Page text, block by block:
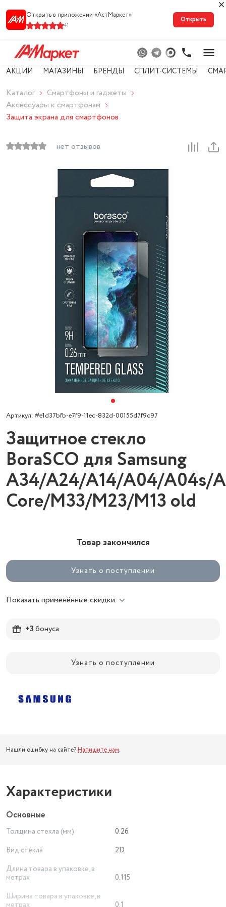
Открыть в приложении «АстМарке‪т‬»
41
Открыть
АКЦИИ МАГАЗИНЫ БРЕНДЫ СПЛИТ-СИСТЕМЫ
Каталог
Смартфоны и гаджеты
Аксессуары к смартфонам
Защита экрана для смартфонов
нет отзывов
Артикул: #e1d37bfb-e7f9-11ec-832d-00155d7f9c97
Защитное стекло
BoraSCO для Samsung
A34/A24/A14/A04/A04s/
Core/M33/M23/M13 old
Товар закончился
Узнать о поступлении
Показать применённые скидки
+3бонуса
Узнать о поступлении
Нашли ошибку на сайте? Напишите нам.
Характеристики
Основные
Толщина стекла (мм)
0.26
Вид стекла
2D
Длина товара в упаковке, в
метрах
0.115
Ширина товара в упаковке, в
метрах
0.1